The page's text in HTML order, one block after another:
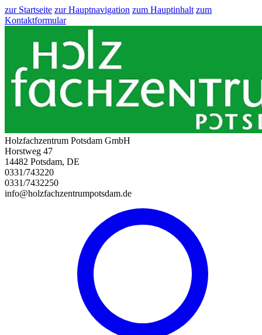
zur Startseite zur Hauptnavigation zum Hauptinhalt zum
Kontaktformular
Holzfachzentrum Potsdam GmbH
Horstweg 47
14482 Potsdam, DE
0331/743220
0331/7432250
info@holzfachzentrumpotsdam.de